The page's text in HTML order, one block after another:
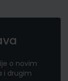
o novim
i drugim